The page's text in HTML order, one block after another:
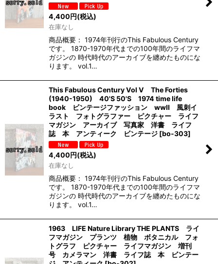
4,400円(税込)
在庫なし
商品概要： 1974年刊行のThis Fabulous Century
です。 1870-1970年代までの100年間のライフマ
ガジンの 時代時代のアーカイブを纏めたものにな
ります。 vol.1…
This Fabulous Century Vol V The Forties
(1940-1950) 40'S 50'S 1974 time life
book ビンテージファッション wwII 風刺イ
ラスト フォトグラファー ピクチャー ライフ
マガジン アーカイブ 写真家 洋書 ライフ
誌 本 アンティーク ビンテージ [bo-303]
4,400円(税込)
在庫なし
商品概要： 1974年刊行のThis Fabulous Century
です。 1870-1970年代までの100年間のライフマ
ガジンの 時代時代のアーカイブを纏めたものにな
ります。 vol.1…
1963 LIFE Nature Library THE PLANTS ライ
フマガジン プランツ 植物 ボタニカル フォ
トグラフ ピクチャー ライフマガジン 増刊
号 カメラマン 洋書 ライフ誌 本 ビンテー